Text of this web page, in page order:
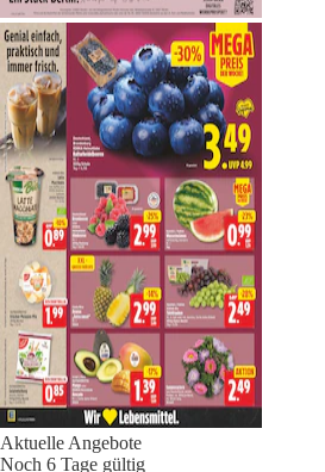
Aktuelle Angebote
Noch 6 Tage gültig